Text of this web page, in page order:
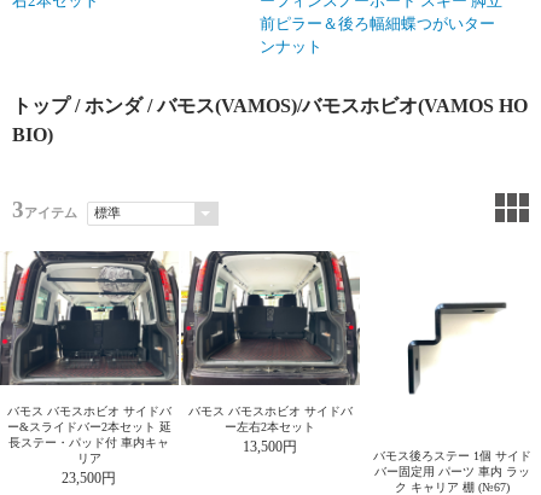
前ピラー＆後ろ幅細蝶つがいター
ンナット
トップ/ホンダ/ バモス(VAMOS)/バモスホビオ(VAMOS HO
BIO)
3アイテム
バモス バモスホビオ サイドバ
ー&スライドバー2本セット 延
長ステー・パッド付 車内キャ
リア
23,500円
バモス バモスホビオ サイドバ
ー左右2本セット
13,500円
バモス後ろステー 1個 サイド
バー固定用 パーツ 車内 ラッ
ク キャリア 棚 (№67)